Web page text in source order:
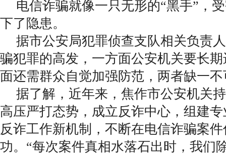
电信诈骗就像一只无形的“黑手”，
下了隐患。
据市公安局犯罪侦查支队相关负责
骗犯罪的高发，一方面公安机关要长
面还需群众自觉加强防范，两者缺一
据了解，近年来，焦作市公安机关
高压严打态势，成立反诈中心，组建
反诈工作新机制，不断在电信诈骗案
功。“每次案件真相水落石出时，我们